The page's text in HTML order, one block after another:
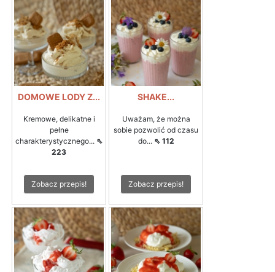
DOMOWE LODY Z...
Kremowe, delikatne i
pełne
charakterystycznego... ⇖
223
Zobacz przepis!
SHAKE...
Uważam, że można
sobie pozwolić od czasu
do... ⇖ 112
Zobacz przepis!